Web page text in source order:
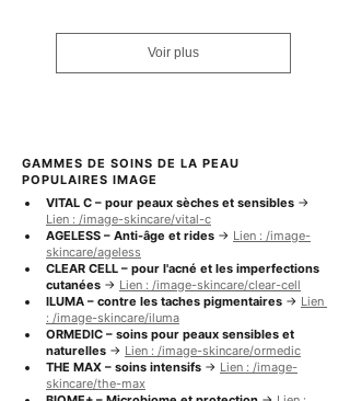
Voir plus
GAMMES DE SOINS DE LA PEAU
POPULAIRES IMAGE
VITAL C – pour peaux sèches et sensibles →
Lien : /image-skincare/vital-c
AGELESS – Anti-âge et rides → Lien : /image-
skincare/ageless
CLEAR CELL – pour l'acné et les imperfections
cutanées → Lien : /image-skincare/clear-cell
ILUMA – contre les taches pigmentaires → Lien
: /image-skincare/iluma
ORMEDIC – soins pour peaux sensibles et
naturelles → Lien : /image-skincare/ormedic
THE MAX – soins intensifs → Lien : /image-
skincare/the-max